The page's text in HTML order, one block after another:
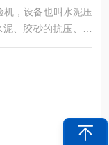
机，设备也叫水泥压
、胶砂的抗压、抗
标准对于水泥胶砂